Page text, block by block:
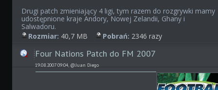
Drugi patch zmieniający 4 ligi, tym razem do rozgrywki mamy
udostępnione kraje Andory, Nowej Zelandii, Ghany i
Salwadoru.
Rozmiar: 40,7 MB Pobrań: 2346 razy
Four Nations Patch do FM 2007
19.08.2007 09:04, @Juan Diego